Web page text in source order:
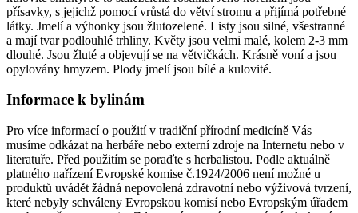
přísavky, s jejichž pomocí vrůstá do větví stromu a přijímá potřebné
látky. Jmelí a výhonky jsou žlutozelené. Listy jsou silné, všestranné
a mají tvar podlouhlé trhliny. Květy jsou velmi malé, kolem 2-3 mm
dlouhé. Jsou žluté a objevují se na větvičkách. Krásně voní a jsou
opylovány hmyzem. Plody jmelí jsou bílé a kulovité.
Informace k bylinám
Pro více informací o použití v tradiční přírodní medicíně Vás
musíme odkázat na herbáře nebo externí zdroje na Internetu nebo v
literatuře. Před použitím se poraďte s herbalistou. Podle aktuálně
platného nařízení Evropské komise č.1924/2006 není možné u
produktů uvádět žádná nepovolená zdravotní nebo výživová tvrzení,
které nebyly schváleny Evropskou komisí nebo Evropským úřadem